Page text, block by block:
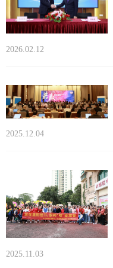
2026.02.12
2025.12.04
2025.11.03